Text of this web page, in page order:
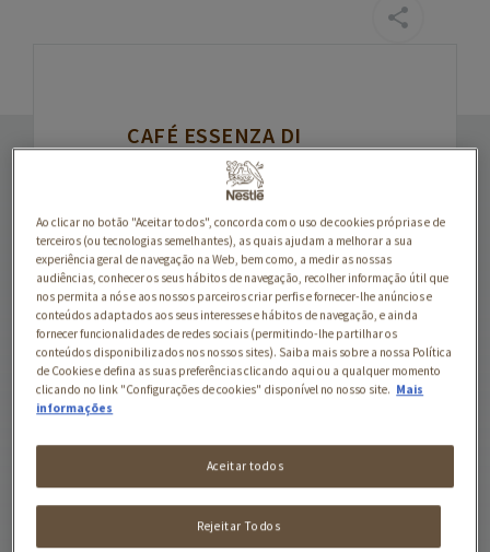
CAFÉ ESSENZA DI
MOKA CÁPSULAS
Essenza di Moka é um café
inspirado no tradicional
café italiano. A
criatividade dos nossos
torrefatores, em
colaboração com
especialistas italianos,
notas intensas e um sabor
suave. Essenza di Moka vai
ajudar a desfrutar, a partir
de casa, cada minuto da
Ao clicar no botão "Aceitar todos", concorda com o uso de cookies próprias e de
terceiros (ou tecnologias semelhantes), as quais ajudam a melhorar a sua
experiência geral de navegação na Web, bem como, a medir as nossas
audiências, conhecer os seus hábitos de navegação, recolher informação útil que
nos permita a nós e aos nossos parceiros criar perfis e fornecer-lhe anúncios e
conteúdos adaptados aos seus interesses e hábitos de navegação, e ainda
fornecer funcionalidades de redes sociais (permitindo-lhe partilhar os
conteúdos disponibilizados nos nossos sites). Saiba mais sobre a nossa Política
de Cookies e defina as suas preferências clicando aqui ou a qualquer momento
clicando no link "Configurações de cookies" disponível no nosso site. Mais
informações
Rejeitar Todos
Aceitar todos